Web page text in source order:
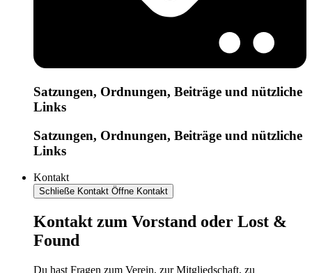
Satzungen, Ordnungen, Beiträge und nützliche
Links
Satzungen, Ordnungen, Beiträge und nützliche
Links
Kontakt
Schließe Kontakt Öffne Kontakt
Kontakt zum Vorstand oder Lost &
Found
Du hast Fragen zum Verein, zur Mitgliedschaft, zu